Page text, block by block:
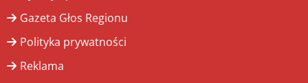
Gazeta Głos Regionu
Polityka prywatności
Reklama